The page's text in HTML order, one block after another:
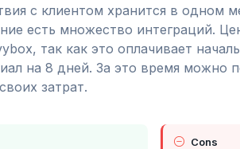
с клиентом хранится в одном
есть множество интеграций.
так как это оплачивает
на 8 дней. За это время можно
затрат.
Cons